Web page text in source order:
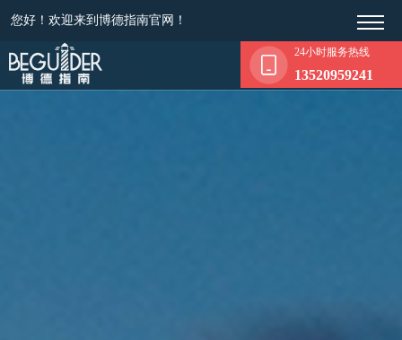
您好！欢迎来到博德指南官网！
24小时服务热线
13520959241